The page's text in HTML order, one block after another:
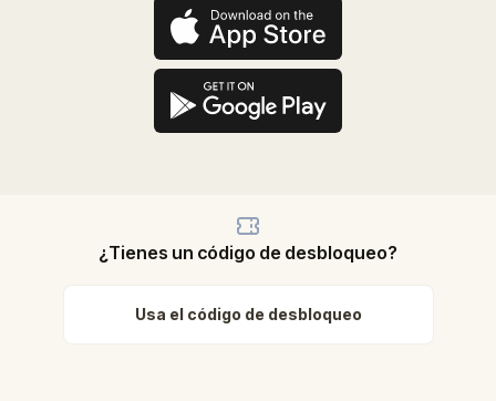
¿Tienes un código de desbloqueo?
Usa el código de desbloqueo